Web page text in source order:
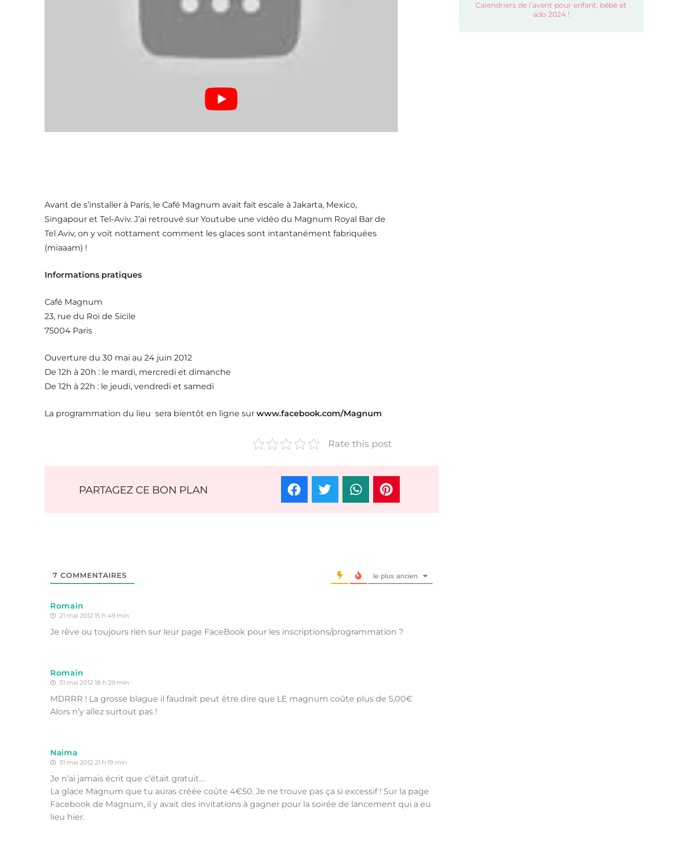
Avant de s’installer à Paris, le Café Magnum avait fait escale à Jakarta, Mexico,
Singapour et Tel-Aviv. J’ai retrouvé sur Youtube une vidéo du Magnum Royal Bar de
Tel Aviv, on y voit nottament comment les glaces sont intantanément fabriquées
(miaaam) !
Informations pratiques
Café Magnum
23, rue du Roi de Sicile
75004 Paris
Ouverture du 30 mai au 24 juin 2012
De 12h à 20h : le mardi, mercredi et dimanche
De 12h à 22h : le jeudi, vendredi et samedi
La programmation du lieu sera bientôt en ligne sur www.facebook.com/Magnum
Rate this post
PARTAGEZ CE BON PLAN
7 COMMENTAIRES le plus ancien
Romain
21 mai 2012 15 h 49 min
Je rêve ou toujours rien sur leur page FaceBook pour les inscriptions/programmation ?
Romain
31 mai 2012 18 h 29 min
MDRRR ! La grosse blague il faudrait peut être dire que LE magnum coûte plus de 5,00€
Alors n’y allez surtout pas !
Naima
31 mai 2012 21 h 19 min
Je n’ai jamais écrit que c’était gratuit…
La glace Magnum que tu auras créée coûte 4€50. Je ne trouve pas ça si excessif ! Sur la page
Facebook de Magnum, il y avait des invitations à gagner pour la soirée de lancement qui a eu
lieu hier.
Calendriers de l’avent pour enfant, bébé et
ado 2024 !